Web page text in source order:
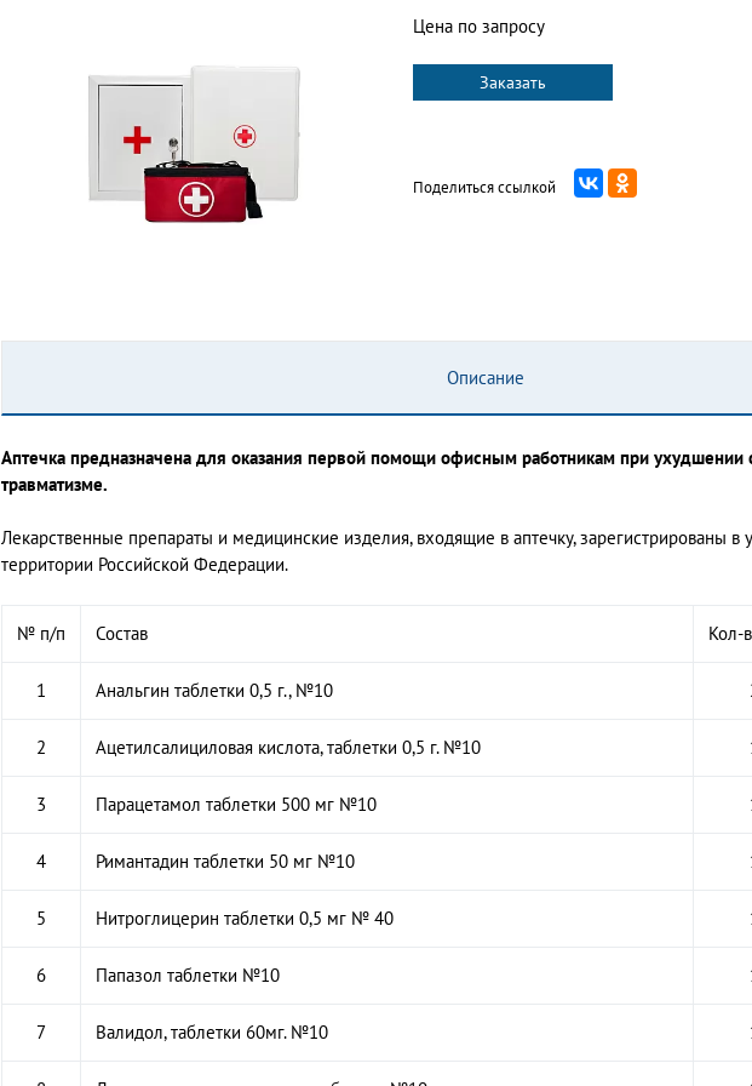
Цена по запросу
Заказать
Поделиться ссылкой
Описание
Аптечка предназначена для оказания первой помощи офисным работникам при ухудшении
травматизме.
Лекарственные препараты и медицинские изделия, входящие в аптечку, зарегистрированы в
территории Российской Федерации.
№ п/п Состав Кол-
1 Анальгин таблетки 0,5 г., №10
2 Ацетилсалициловая кислота, таблетки 0,5 г. №10
3 Парацетамол таблетки 500 мг №10
4 Римантадин таблетки 50 мг №10
5 Нитроглицерин таблетки 0,5 мг № 40
6 Папазол таблетки №10
7 Валидол, таблетки 60мг. №10